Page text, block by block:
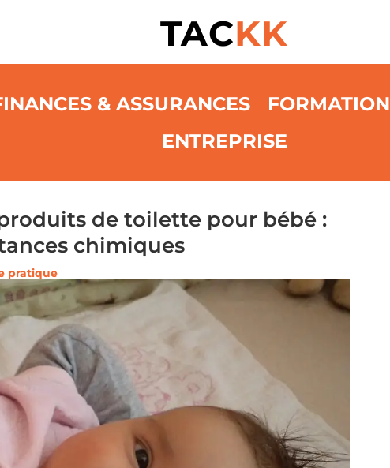
TACKK
& ASSURANCES FORMATION
ENTREPRISE
de toilette pour bébé :
chimiques
pratique